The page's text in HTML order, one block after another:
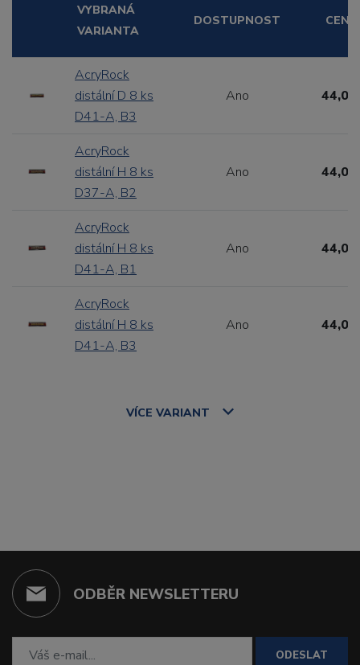
VYBRANÁ
VARIANTA
DOSTUPNOST CENA
AcryRock
distální D 8 ks
D41-A, B3
Ano 44,00
AcryRock
distální H 8 ks
D37-A, B2
Ano 44,00
AcryRock
distální H 8 ks
D41-A, B1
Ano 44,00
AcryRock
distální H 8 ks
D41-A, B3
Ano 44,00
VÍCE VARIANT
ODBĚR NEWSLETTERU
ODESLAT